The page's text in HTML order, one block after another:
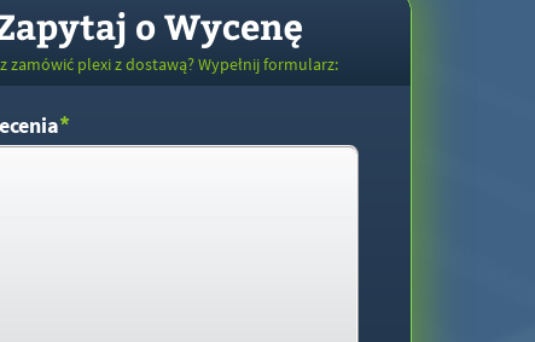
o Wycenę
zamówić plexi z dostawą? Wypełnij formularz:
*